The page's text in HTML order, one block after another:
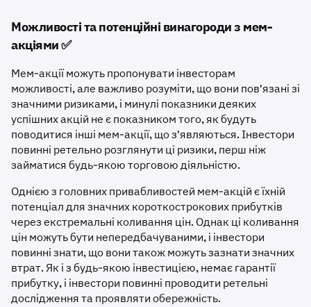
Можливості та потенційні винагороди з мем-
акціями ✅
Мем-акції можуть пропонувати інвесторам
можливості, але важливо розуміти, що вони пов'язані зі
значними ризиками, і минулі показники деяких
успішних акцій не є показником того, як будуть
поводитися інші мем-акції, що з'являються. Інвестори
повинні ретельно розглянути ці ризики, перш ніж
займатися будь-якою торговою діяльністю.
Однією з головних привабливостей мем-акцій є їхній
потенціал для значних короткострокових прибутків
через екстремальні коливання цін. Однак ці коливання
цін можуть бути непередбачуваними, і інвестори
повинні знати, що вони також можуть зазнати значних
втрат. Як і з будь-якою інвестицією, немає гарантії
прибутку, і інвестори повинні проводити ретельні
дослідження та проявляти обережність.